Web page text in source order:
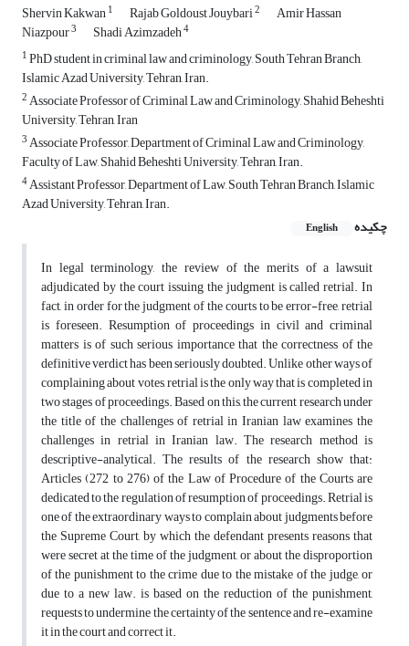
Shervin Kakwan1 Rajab Goldoust Jouybari2 Amir Hassan
Niazpour3 Shadi Azimzadeh4
1PhD student in criminal law and criminology, South Tehran Branch,
Islamic Azad University, Tehran, Iran.
2Associate Professor of Criminal Law and Criminology, Shahid Beheshti
University, Tehran, Iran
3Associate Professor, Department of Criminal Law and Criminology,
Faculty of Law, Shahid Beheshti University, Tehran, Iran.
4Assistant Professor, Department of Law, South Tehran Branch, Islamic
Azad University, Tehran, Iran.
چکیده
English
In legal terminology, the review of the merits of a lawsuit
adjudicated by the court issuing the judgment is called retrial. In
fact, in order for the judgment of the courts to be error-free, retrial
is foreseen. Resumption of proceedings in civil and criminal
matters is of such serious importance that the correctness of the
definitive verdict has been seriously doubted. Unlike other ways of
complaining about votes, retrial is the only way that is completed in
two stages of proceedings. Based on this, the current research under
the title of the challenges of retrial in Iranian law examines the
challenges in retrial in Iranian law. The research method is
descriptive-analytical. The results of the research show that:
Articles (272 to 276) of the Law of Procedure of the Courts are
dedicated to the regulation of resumption of proceedings. Retrial is
one of the extraordinary ways to complain about judgments before
the Supreme Court, by which the defendant presents reasons that
were secret at the time of the judgment, or about the disproportion
of the punishment to the crime due to the mistake of the judge, or
due to a new law. is based on the reduction of the punishment,
requests to undermine the certainty of the sentence and re-examine
it in the court and correct it.